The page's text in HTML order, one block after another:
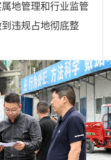
地管理和行业监管
违规占地彻底整